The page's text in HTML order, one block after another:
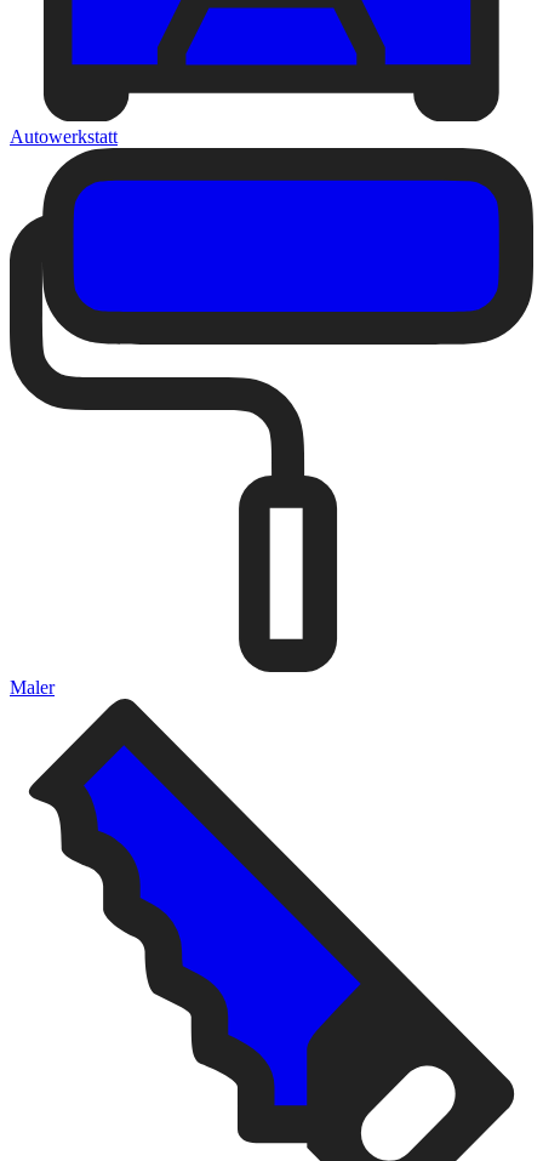
Autowerkstatt
Maler